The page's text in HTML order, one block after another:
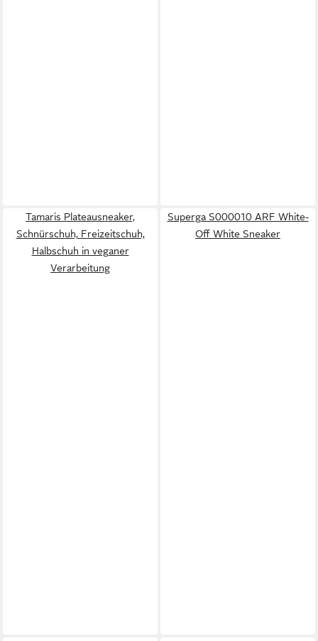
Tamaris Plateausneaker,
Schnürschuh, Freizeitschuh,
Halbschuh in veganer
Verarbeitung
Superga S000010 ARF White-
Off White Sneaker